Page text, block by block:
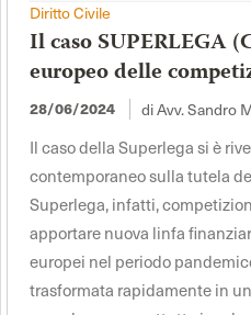
Diritto Civile
Il caso SUPERLEGA
europeo delle
28/06/2024 di Avv. Sandro
Il caso della Superlega si è
contemporaneo sulla tutela
Superlega, infatti,
apportare nuova linfa
europei nel periodo
trasformata rapidamente in